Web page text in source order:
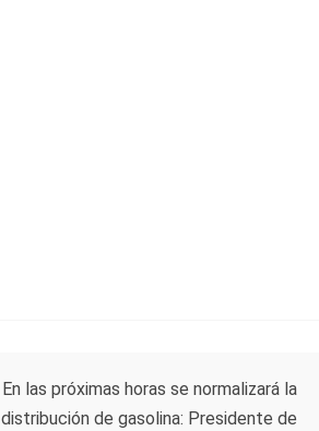
En las próximas horas se normalizará la
distribución de gasolina: Presidente de